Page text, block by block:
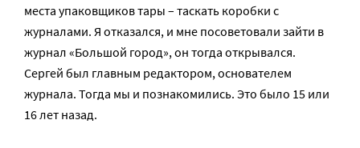
места упаковщиков тары – таскать коробки с
журналами. Я отказался, и мне посоветовали зайти в
журнал «Большой город», он тогда открывался.
Сергей был главным редактором, основателем
журнала. Тогда мы и познакомились. Это было 15 или
16 лет назад.